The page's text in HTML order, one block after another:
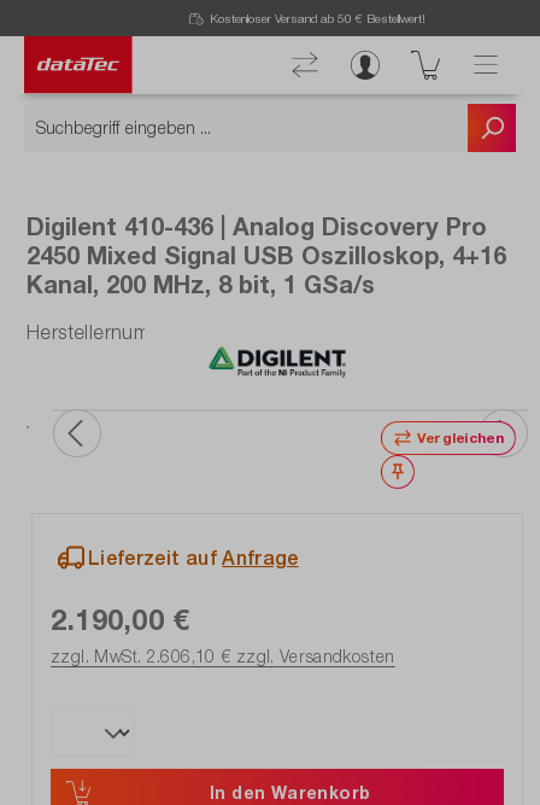
Kostenloser Versand ab 50 € Bestellwert!
Digilent 410-436 | Analog Discovery Pro
2450 Mixed Signal USB Oszilloskop, 4+16
Kanal, 200 MHz, 8 bit, 1 GSa/s
Herstellernummer: 410-436
Vergleichen
Merken
Lieferzeit aufAnfrage
2.190,00 €
zzgl. MwSt. 2.606,10 € zzgl. Versandkosten
In den Warenkorb